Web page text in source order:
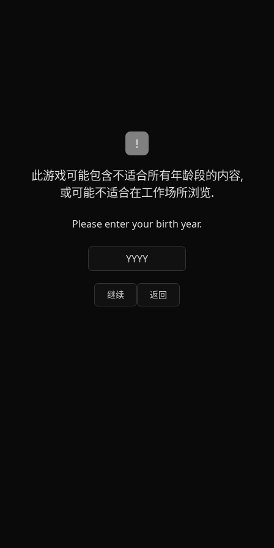
!
此游戏可能包含不适合所有年龄段的内容,
或可能不适合在工作场所浏览.
Please enter your birth year.
YYYY
继续 返回